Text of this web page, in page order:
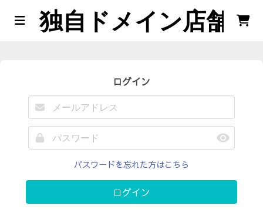
独自ドメイン店舗
ログイン
パスワードを忘れた方はこちら
ログイン